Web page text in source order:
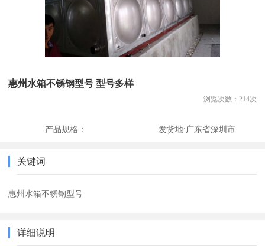
惠州水箱不锈钢型号 型号多样
浏览次数： 214次
产品规格： 发货地:广东省深圳市
关键词
惠州水箱不锈钢型号
详细说明